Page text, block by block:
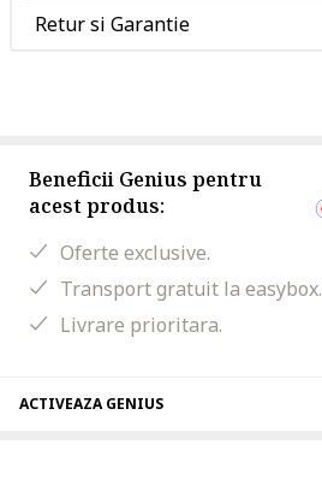
Retur si Garantie
Beneficii Genius pentru
acest produs:
Oferte exclusive.
Transport gratuit la easybox.
Livrare prioritara.
ACTIVEAZA GENIUS